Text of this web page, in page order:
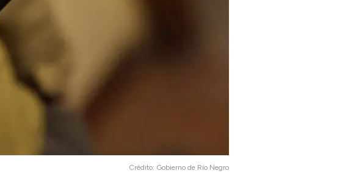
Crédito: Gobierno de Río Negro